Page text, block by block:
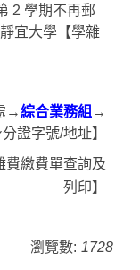
2 學期不再郵
宜大學【學雜
→綜合業務組 →
證字號/地址】
費繳費單查詢及
列印】
瀏覽數: 1728